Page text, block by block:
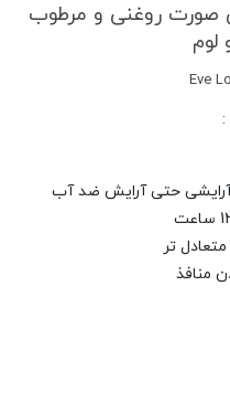
صورت روغنی و مرطوب
لوم
Eve
:
آرایشی حتی آرایش ضد آب
تر
منافذ